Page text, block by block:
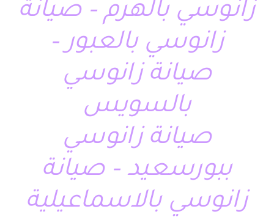
زانوسي بالهرم – صيانة
زانوسي بالعبور –
صيانة زانوسي
بالسويس
صيانة زانوسي
ببورسعيد – صيانة
زانوسي بالاسماعيلية